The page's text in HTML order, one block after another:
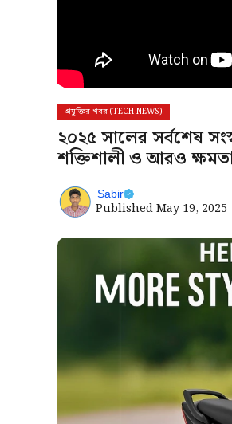
প্রযুক্তির খবর (TECH NEWS)
২০২৫ সালের সর্বশেষ
শক্তিশালী ও আরও
Sabir
PublishedMay 19, 2025